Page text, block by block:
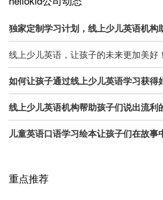
独家定制学习计划，线上少儿英语机构
线上少儿英语，让孩子的未来更加美好！
如何让孩子通过线上少儿英语学习获得
线上少儿英语机构帮助孩子们说出流利
儿童英语口语学习绘本让孩子们在故事
重点推荐